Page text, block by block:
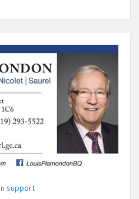
support